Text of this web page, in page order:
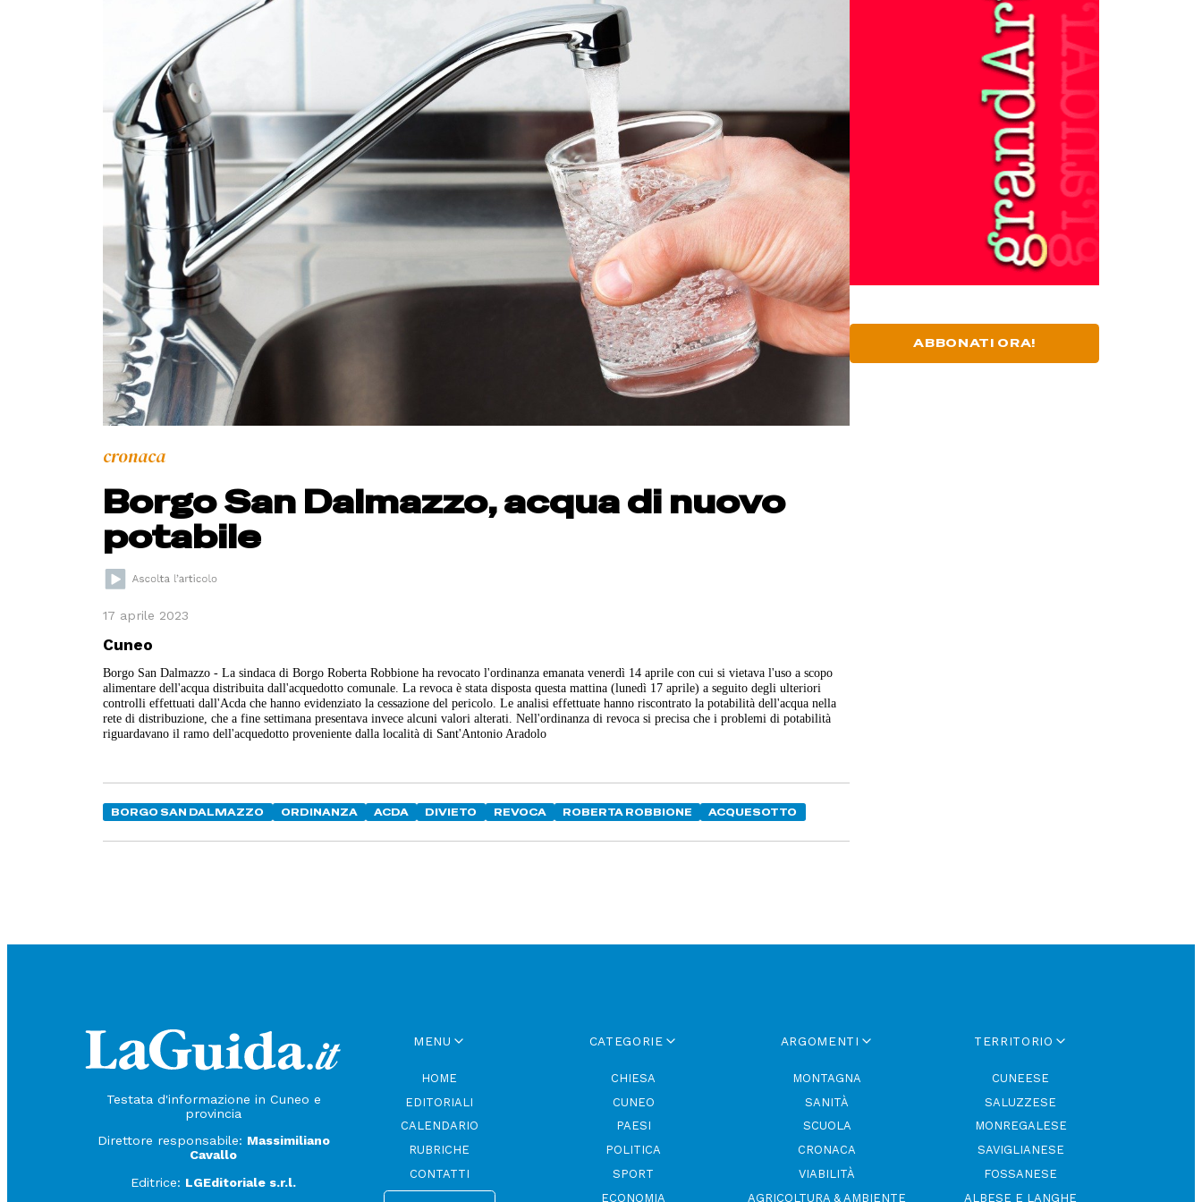
cronaca
Borgo San Dalmazzo, acqua di nuovo
potabile
17 aprile 2023
Cuneo
Borgo San Dalmazzo - La sindaca di Borgo Roberta Robbione ha revocato l'ordinanza emanata venerdì 14 aprile con cui si vietava l'uso a scopo
alimentare dell'acqua distribuita dall'acquedotto comunale. La revoca è stata disposta questa mattina (lunedì 17 aprile) a seguito degli ulteriori
controlli effettuati dall'Acda che hanno evidenziato la cessazione del pericolo. Le analisi effettuate hanno riscontrato la potabilità dell'acqua nella
rete di distribuzione, che a fine settimana presentava invece alcuni valori alterati. Nell'ordinanza di revoca si precisa che i problemi di potabilità
riguardavano il ramo dell'acquedotto proveniente dalla località di Sant'Antonio Aradolo
BORGO SAN DALMAZZO ORDINANZA ACDA DIVIETO REVOCA ROBERTA ROBBIONE ACQUESOTTO
ABBONATI ORA!
Testata d'informazione in Cuneo e
provincia
Direttore responsabile: Massimiliano
Cavallo
Editrice: LGEditoriale s.r.l.
MENU
HOME
EDITORIALI
CALENDARIO
RUBRICHE
CONTATTI
CATEGORIE
CHIESA
CUNEO
PAESI
POLITICA
SPORT
ECONOMIA
ARGOMENTI
MONTAGNA
SANITÀ
SCUOLA
CRONACA
VIABILITÀ
AGRICOLTURA & AMBIENTE
TERRITORIO
CUNEESE
SALUZZESE
MONREGALESE
SAVIGLIANESE
FOSSANESE
ALBESE E LANGHE